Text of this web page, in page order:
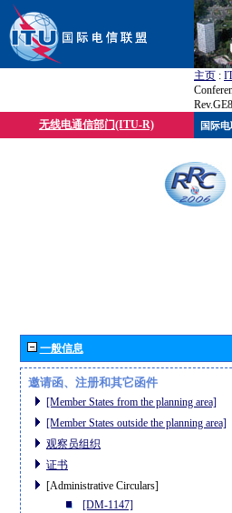
主页 :
无线电通信部门(ITU-R)
一般信息
邀请函、注册和其它函件
[Member States from the planning area]
[Member States outside the planning area]
观察员组织
证书
[Administrative Circulars]
[DM-1147]
国际